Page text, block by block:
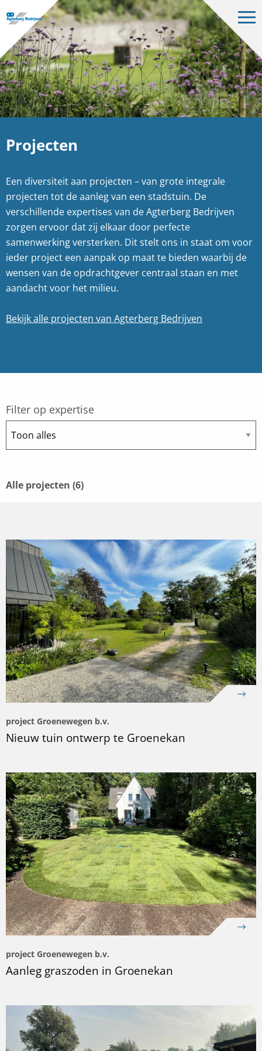
Bedrijven
Projecten
Over ons
Vacatures
Contact
NL
Projecten
Een diversiteit aan projecten – van grote integrale
projecten tot de aanleg van een stadstuin. De
verschillende expertises van de Agterberg Bedrijven
zorgen ervoor dat zij elkaar door perfecte
samenwerking versterken. Dit stelt ons in staat om voor
ieder project een aanpak op maat te bieden waarbij de
wensen van de opdrachtgever centraal staan en met
aandacht voor het milieu.
Bekijk alle projecten van Agterberg Bedrijven
Filter op expertise
Alle projecten (6)
project Groenewegen b.v.
Nieuw tuin ontwerp te Groenekan
project Groenewegen b.v.
Aanleg graszoden in Groenekan